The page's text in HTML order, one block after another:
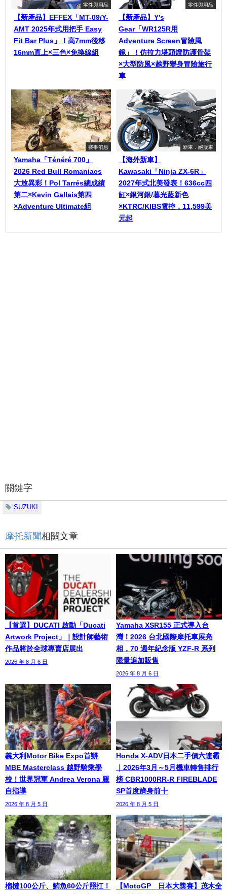
零件與用品
【新產品】EFFEX「MT-09/Y-
AMT 2025年式用把手 Easy
Fit Bar Plus」！高7mm後移
16mm直上×三色×免換線組
零件與用品
【新產品】Y’s
Gear「WR125R用
Adventure Screen冒險風
鏡」！仿拉力塔頭燈防護骨架
×大型防風×越野變身冒險旅行
車
賽事消息
Yamaha「Ténéré 700」
2026 Red Bull Romaniacs
大放異彩！Pol Tarrés總成績
第二×Kevin Gallais第四
×Adventure Ultimate組
新車．絕版車
【海外新車】
Kawasaki「Ninja ZX-6R」
2027年式北美發表！636cc四
缸×銀河銀/暮光藍新色
×KTRC/KIBS電控，11,599美
元起
關鍵字
SUZUKI
摩托新聞相關文章
【首選】DUCATI 啟動「Ducati
Artwork Project」｜設計師藝術
作品將於全球專賣店展出
2026 年 8 月 6 日
Yamaha XSR155 正式導入台
灣！2026 台北國際摩托車展亮
相，70 週年紀念版 YZF-R 系列
限量追加販售
2026 年 8 月 6 日
義大利Motor Bike Expo首辦
MBE Masterclass 越野騎乘學
校！世界冠軍 Andrea Verona 親
自指導
2026 年 8 月 5 日
Honda X-ADV日本二手價六連霸
｜2026年3月～5月機車轉售排行
榜 CBR1000RR-R FIREBLADE
SP首度躋身前十
2026 年 8 月 5 日
榴槤100公斤、鮪魚60公斤照扛！
【MotoGP™日本大獎賽】茂木全